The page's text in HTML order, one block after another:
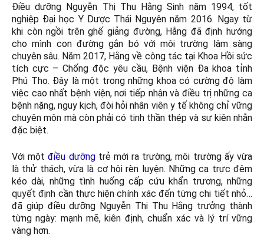
Điều dưỡng Nguyễn Thị Thu Hằng Sinh năm 1994, tốt
nghiệp Đại học Y Dược Thái Nguyên năm 2016. Ngay từ
khi còn ngồi trên ghế giảng đường, Hằng đã định hướng
cho mình con đường gắn bó với môi trường lâm sàng
chuyên sâu. Năm 2017, Hằng về công tác tại Khoa Hồi sức
tích cực – Chống độc yêu cầu, Bệnh viện Đa khoa tỉnh
Phú Thọ. Đây là một trong những khoa có cường độ làm
việc cao nhất bệnh viện, nơi tiếp nhận và điều trị những ca
bệnh nặng, nguy kịch, đòi hỏi nhân viên y tế không chỉ vững
chuyên môn mà còn phải có tinh thần thép và sự kiên nhẫn
đặc biệt.
Với mộtđiều dưỡngtrẻ mới ra trường, môi trường ấy vừa
là thử thách, vừa là cơ hội rèn luyện. Những ca trực đêm
kéo dài, những tình huống cấp cứu khẩn trương, những
quyết định cần thực hiện chính xác đến từng chi tiết nhỏ…
đã giúp điều dưỡng Nguyễn Thị Thu Hằng trưởng thành
từng ngày: mạnh mẽ, kiên định, chuẩn xác và lý trí vững
vàng hơn.